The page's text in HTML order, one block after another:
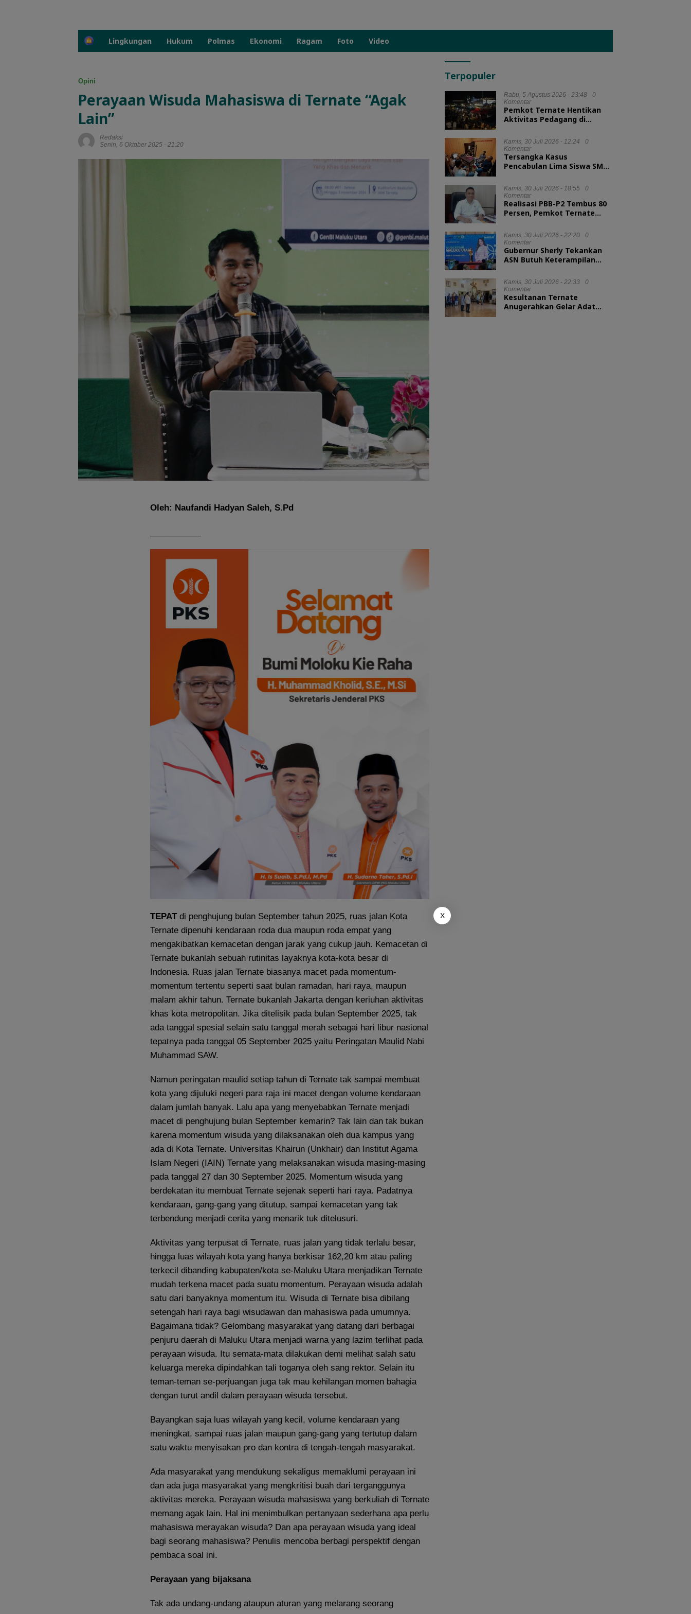
H
Lingkungan Hukum Polmas Ekonomi Ragam Foto Video
Opini
Perayaan Wisuda Mahasiswa di Ternate “Agak
Lain”
Redaksi
Senin, 6 Oktober 2025 - 21:20
Oleh: Naufandi Hadyan Saleh, S.Pd
TEPATdi penghujung bulan September tahun 2025, ruas jalan Kota
Ternate dipenuhi kendaraan roda dua maupun roda empat yang
mengakibatkan kemacetan dengan jarak yang cukup jauh. Kemacetan di
Ternate bukanlah sebuah rutinitas layaknya kota-kota besar di
Indonesia. Ruas jalan Ternate biasanya macet pada momentum-
momentum tertentu seperti saat bulan ramadan, hari raya, maupun
malam akhir tahun. Ternate bukanlah Jakarta dengan keriuhan aktivitas
khas kota metropolitan. Jika ditelisik pada bulan September 2025, tak
ada tanggal spesial selain satu tanggal merah sebagai hari libur nasional
tepatnya pada tanggal 05 September 2025 yaitu Peringatan Maulid Nabi
Muhammad SAW.
Namun peringatan maulid setiap tahun di Ternate tak sampai membuat
kota yang dijuluki negeri para raja ini macet dengan volume kendaraan
dalam jumlah banyak. Lalu apa yang menyebabkan Ternate menjadi
macet di penghujung bulan September kemarin? Tak lain dan tak bukan
karena momentum wisuda yang dilaksanakan oleh dua kampus yang
ada di Kota Ternate. Universitas Khairun (Unkhair) dan Institut Agama
Islam Negeri (IAIN) Ternate yang melaksanakan wisuda masing-masing
pada tanggal 27 dan 30 September 2025. Momentum wisuda yang
berdekatan itu membuat Ternate sejenak seperti hari raya. Padatnya
kendaraan, gang-gang yang ditutup, sampai kemacetan yang tak
terbendung menjadi cerita yang menarik tuk ditelusuri.
Aktivitas yang terpusat di Ternate, ruas jalan yang tidak terlalu besar,
hingga luas wilayah kota yang hanya berkisar 162,20 km atau paling
terkecil dibanding kabupaten/kota se-Maluku Utara menjadikan Ternate
mudah terkena macet pada suatu momentum. Perayaan wisuda adalah
satu dari banyaknya momentum itu. Wisuda di Ternate bisa dibilang
setengah hari raya bagi wisudawan dan mahasiswa pada umumnya.
Bagaimana tidak? Gelombang masyarakat yang datang dari berbagai
penjuru daerah di Maluku Utara menjadi warna yang lazim terlihat pada
perayaan wisuda. Itu semata-mata dilakukan demi melihat salah satu
keluarga mereka dipindahkan tali toganya oleh sang rektor. Selain itu
teman-teman se-perjuangan juga tak mau kehilangan momen bahagia
dengan turut andil dalam perayaan wisuda tersebut.
Bayangkan saja luas wilayah yang kecil, volume kendaraan yang
meningkat, sampai ruas jalan maupun gang-gang yang tertutup dalam
satu waktu menyisakan pro dan kontra di tengah-tengah masyarakat.
Ada masyarakat yang mendukung sekaligus memaklumi perayaan ini
dan ada juga masyarakat yang mengkritisi buah dari terganggunya
aktivitas mereka. Perayaan wisuda mahasiswa yang berkuliah di Ternate
memang agak lain. Hal ini menimbulkan pertanyaan sederhana apa perlu
mahasiswa merayakan wisuda? Dan apa perayaan wisuda yang ideal
bagi seorang mahasiswa? Penulis mencoba berbagi perspektif dengan
pembaca soal ini.
Perayaan yang bijaksana
Tak ada undang-undang ataupun aturan yang melarang seorang
Terpopuler
Rabu, 5 Agustus 2026 - 23:48
0
Komentar
Pemkot Ternate Hentikan
Aktivitas Pedagang di
RI
Kamis, 30 Juli 2026 - 12:24
0
Komentar
Tersangka Kasus
Pencabulan Lima Siswa SMA
Morotai
Kamis, 30 Juli 2026 - 18:55
0
Komentar
Realisasi PBB-P2 Tembus 80
Persen, Pemkot Ternate
Kamis, 30 Juli 2026 - 22:20
0
Komentar
Gubernur Sherly Tekankan
ASN Butuh Keterampilan
Kamis, 30 Juli 2026 - 22:33
0
Komentar
Kesultanan Ternate
Anugerahkan Gelar Adat
X